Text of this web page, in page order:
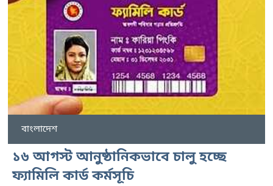
বাংলাদেশ
১৬ আগস্ট আনুষ্ঠানিকভাবে চালু হচ্ছে
ফ্যামিলি কার্ড কর্মসূচি